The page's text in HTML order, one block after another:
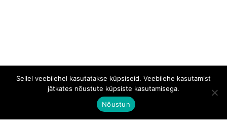
Sellel veebilehel kasutatakse küpsiseid. Veebilehe kasutamist
jätkates nõustute küpsiste kasutamisega.
Nõustun